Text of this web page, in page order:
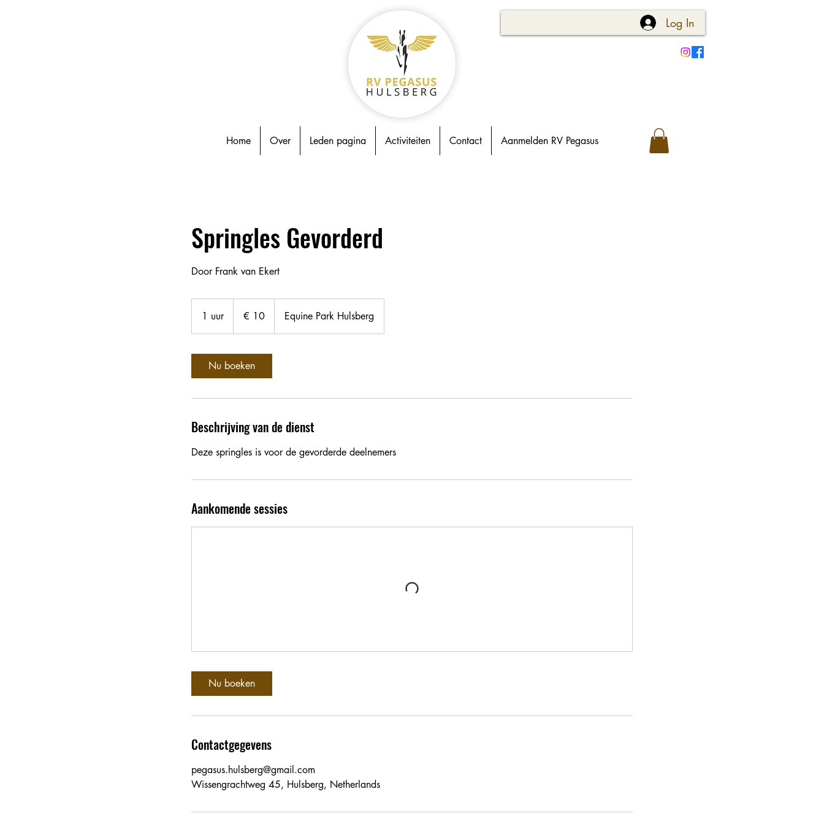
Log In
Home Over Leden pagina Activiteiten Contact Aanmelden RV Pegasus
Springles Gevorderd
Door Frank van Ekert
1 uur1
u
€ 10 Equine Park Hulsberg
Nu boeken
Beschrijving van de dienst
Deze springles is voor de gevorderde deelnemers
Aankomende sessies
Nu boeken
Contactgegevens
pegasus.hulsberg@gmail.com
Wissengrachtweg 45, Hulsberg, Netherlands